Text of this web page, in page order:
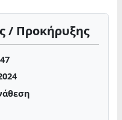
/ Προκήρυξης